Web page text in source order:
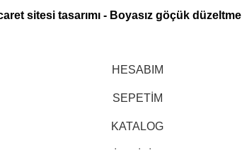
sitesi tasarımı - Boyasız göçük düzeltme
HESABIM
SEPETİM
KATALOG